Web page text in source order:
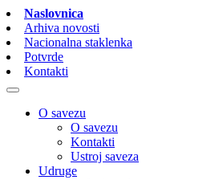
Naslovnica
Arhiva novosti
Nacionalna staklenka
Potvrde
Kontakti
O savezu
O savezu
Kontakti
Ustroj saveza
Udruge